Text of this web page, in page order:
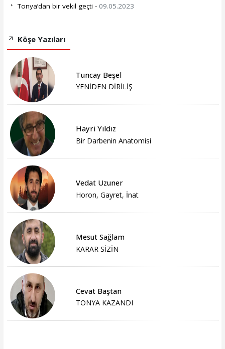
Tonya’dan bir vekil geçti - 09.05.2023
Köşe Yazıları
Tuncay Beşel
YENİDEN DİRİLİŞ
Hayri Yıldız
Bir Darbenin Anatomisi
Vedat Uzuner
Horon, Gayret, İnat
Mesut Sağlam
KARAR SİZİN
Cevat Baştan
TONYA KAZANDI